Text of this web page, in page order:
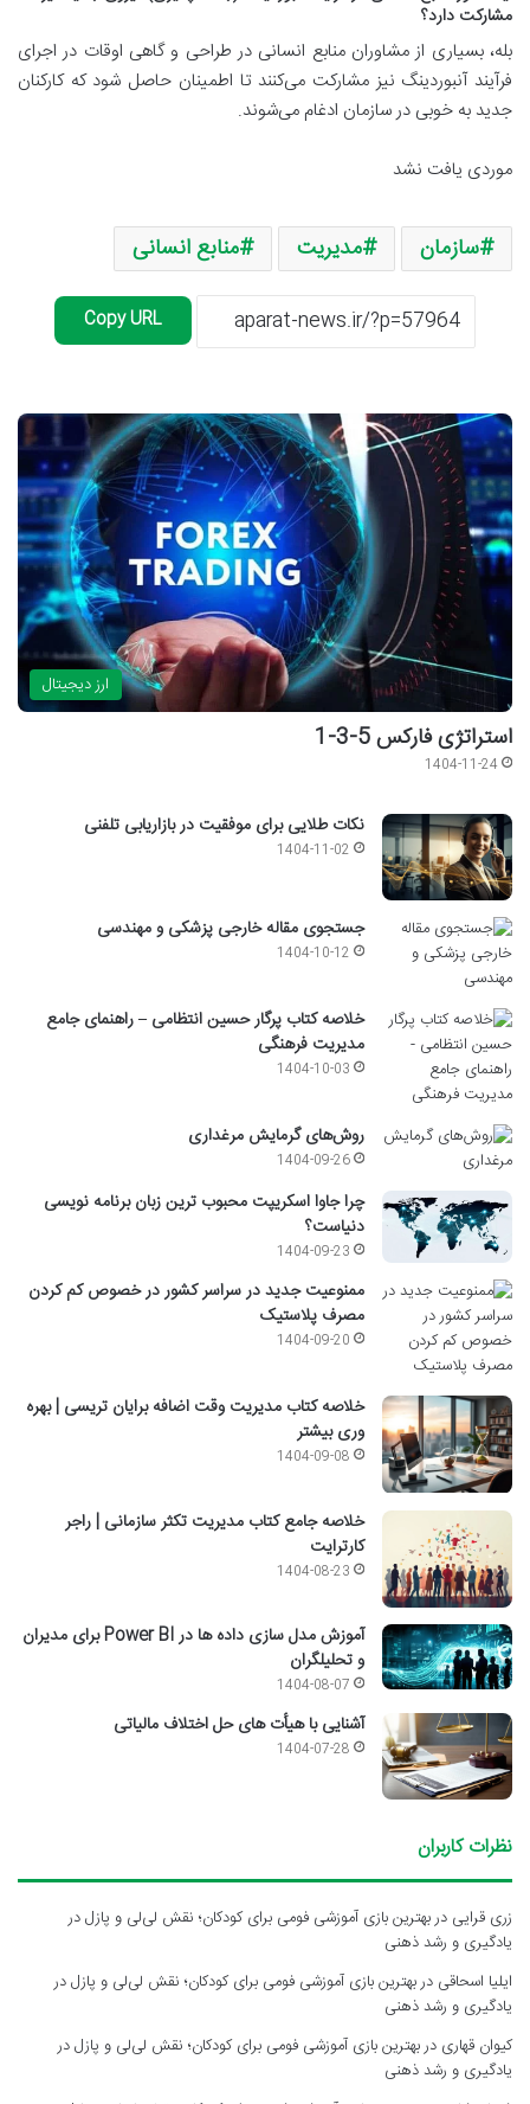
مشارکت دارد؟
بله، بسیاری از مشاوران منابع انسانی در طراحی و گاهی اوقات در اجرای
فرآیند آنبوردینگ نیز مشارکت می‌کنند تا اطمینان حاصل شود که کارکنان
جدید به خوبی در سازمان ادغام می‌شوند.
موردی یافت نشد
سازمان مدیریت منابع انسانی
Copy URL
ارز دیجیتال
استراتژی فارکس 5-3-1
1404-11-24
نکات طلایی برای موفقیت در بازاریابی تلفنی
1404-11-02
جستجوی مقاله خارجی پزشکی و مهندسی
1404-10-12
خلاصه کتاب پرگار حسین انتظامی – راهنمای جامع
مدیریت فرهنگی
1404-10-03
روش‌های گرمایش مرغداری
1404-09-26
چرا جاوا اسکریپت محبوب ترین زبان برنامه نویسی
دنیاست؟
1404-09-23
ممنوعیت جدید در سراسر کشور در خصوص کم کردن
مصرف پلاستیک
1404-09-20
خلاصه کتاب مدیریت وقت اضافه برایان تریسی | بهره
وری بیشتر
1404-09-08
خلاصه جامع کتاب مدیریت تکثر سازمانی | راجر
کارترایت
1404-08-23
آموزش مدل سازی داده ها در Power BI برای مدیران
و تحلیلگران
1404-08-07
آشنایی با هیأت های حل اختلاف مالیاتی
1404-07-28
نظرات کاربران
زری قرایی دربهترین بازی آموزشی فومی برای کودکان؛ نقش لی‌لی و پازل در
یادگیری و رشد ذهنی
ایلیا اسحاقی دربهترین بازی آموزشی فومی برای کودکان؛ نقش لی‌لی و پازل در
یادگیری و رشد ذهنی
کیوان قهاری دربهترین بازی آموزشی فومی برای کودکان؛ نقش لی‌لی و پازل در
یادگیری و رشد ذهنی